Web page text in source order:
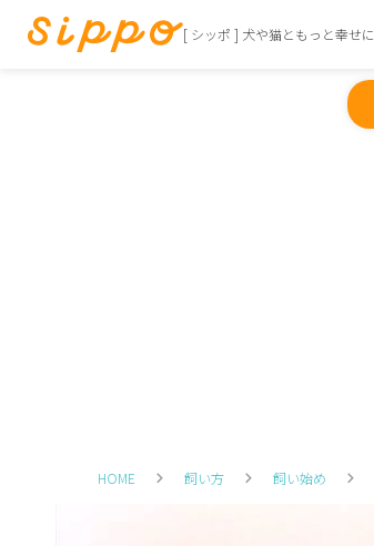
[ シッポ ] 犬や猫ともっと幸せに
HOME 飼い方 飼い始め